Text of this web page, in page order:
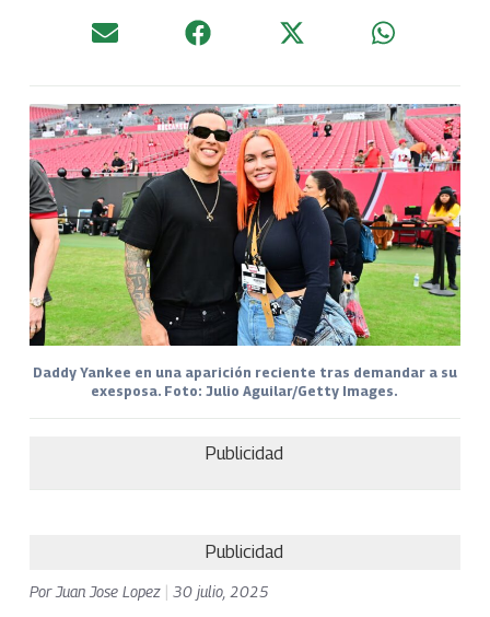
Daddy Yankee en una aparición reciente tras demandar a su
exesposa. Foto: Julio Aguilar/Getty Images.
Publicidad
Publicidad
Por Juan Jose Lopez 30 julio, 2025